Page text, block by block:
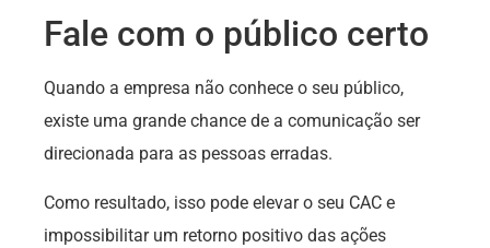
Fale com o público certo
Quando a empresa não conhece o seu público,
existe uma grande chance de a comunicação ser
direcionada para as pessoas erradas.
Como resultado, isso pode elevar o seu CAC e
impossibilitar um retorno positivo das ações